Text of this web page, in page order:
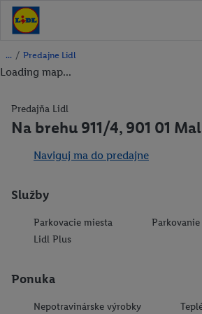
/ Predajne Lidl
Loading map...
Predajňa Lidl
Na brehu 911/4, 901 01
Naviguj ma do predajne
Služby
Parkovacie miesta
Lidl Plus
Ponuka
Nepotravinárske výrobky